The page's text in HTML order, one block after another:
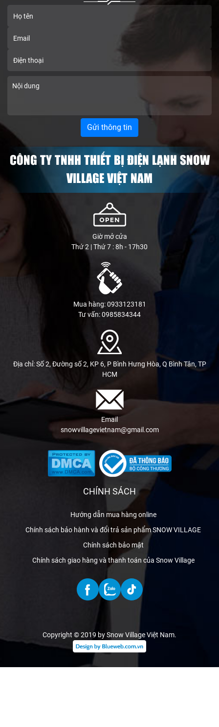
CÔNG TY TNHH THIẾT BỊ ĐIỆN LẠNH SNOW
VILLAGE VIỆT NAM
Giờ mở cửa
Thứ 2 | Thứ 7 : 8h - 17h30
Mua hàng: 0933123181
Tư vấn: 0985834344
Địa chỉ: Số 2, Đường số 2, KP 6, P Bình Hưng Hòa, Q Bình Tân, TP
HCM
Email
snowvillagevietnam@gmail.com
CHÍNH SÁCH
Hướng dẫn mua hàng online
Chính sách bảo hành và đổi trả sản phẩm SNOW VILLAGE
Chính sách bảo mật
Chính sách giao hàng và thanh toán của Snow Village
Copyright © 2019 by Snow Village Việt Nam.